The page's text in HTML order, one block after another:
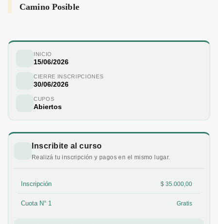
Camino Posible
INICIO
15/06/2026
CIERRE INSCRIPCIONES
30/06/2026
CUPOS
Abiertos
Inscribite al curso
Realizá tu inscripción y pagos en el mismo lugar.
Inscripción $ 35.000,00
Cuota N° 1 Gratis